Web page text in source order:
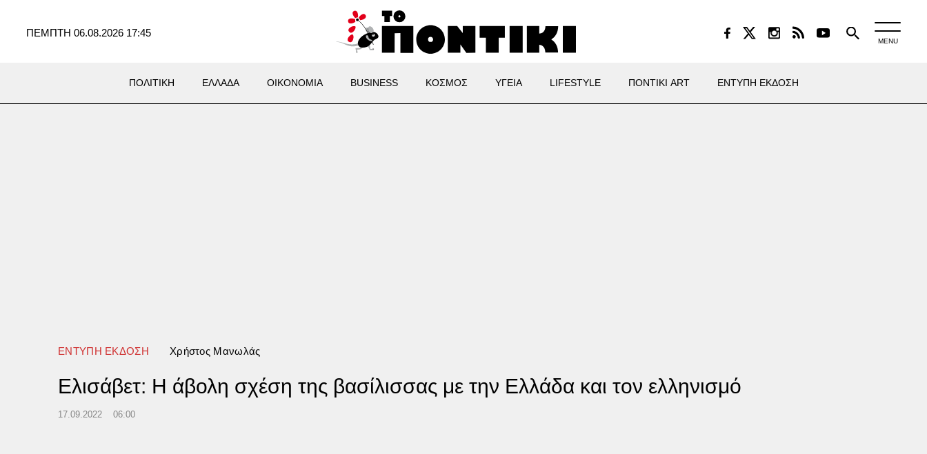
ΠΕΜΠΤΗ 06.08.2026 17:45
MENU
ΠΟΛΙΤΙΚΗ ΕΛΛΑΔΑ ΟΙΚΟΝΟΜΙΑ BUSINESS ΚΟΣΜΟΣ ΥΓΕΙΑ LIFESTYLE ΠΟΝΤΙΚΙ ART ΕΝΤΥΠΗ ΕΚΔΟΣΗ
ΕΝΤΥΠΗ ΕΚΔΟΣΗ Χρήστος Μανωλάς
Ελισάβετ: Η άβολη σχέση της βασίλισσας με την Ελλάδα και τον ελληνισμό
17.09.2022 06:00